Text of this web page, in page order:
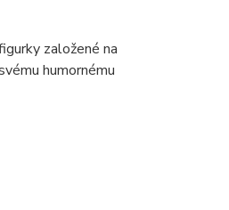
založené na
humornému